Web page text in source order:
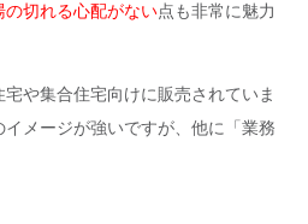
の切れる心配がない点も非常に魅力
や集合住宅向けに販売されていま
メージが強いですが、他に「業務